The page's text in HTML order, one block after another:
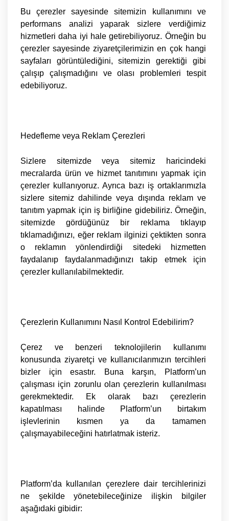
Bu çerezler sayesinde sitemizin kullanımını ve
performans analizi yaparak sizlere verdiğimiz
hizmetleri daha iyi hale getirebiliyoruz. Örneğin bu
çerezler sayesinde ziyaretçilerimizin en çok hangi
sayfaları görüntülediğini, sitemizin gerektiği gibi
çalışıp çalışmadığını ve olası problemleri tespit
edebiliyoruz.
Hedefleme veya Reklam Çerezleri
Sizlere sitemizde veya sitemiz haricindeki
mecralarda ürün ve hizmet tanıtımını yapmak için
çerezler kullanıyoruz. Ayrıca bazı iş ortaklarımızla
sizlere sitemiz dahilinde veya dışında reklam ve
tanıtım yapmak için iş birliğine gidebiliriz. Örneğin,
sitemizde gördüğünüz bir reklama tıklayıp
tıklamadığınızı, eğer reklam ilginizi çektikten sonra
o reklamın yönlendirdiği sitedeki hizmetten
faydalanıp faydalanmadığınızı takip etmek için
çerezler kullanılabilmektedir.
Çerezlerin Kullanımını Nasıl Kontrol Edebilirim?
Çerez ve benzeri teknolojilerin kullanımı
konusunda ziyaretçi ve kullanıcılarımızın tercihleri
bizler için esastır. Buna karşın, Platform’un
çalışması için zorunlu olan çerezlerin kullanılması
gerekmektedir. Ek olarak bazı çerezlerin
kapatılması halinde Platform’un birtakım
işlevlerinin kısmen ya da tamamen
çalışmayabileceğini hatırlatmak isteriz.
Platform’da kullanılan çerezlere dair tercihlerinizi
ne şekilde yönetebileceğinize ilişkin bilgiler
aşağıdaki gibidir: